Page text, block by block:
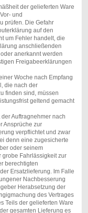
der gelieferten Ware
und
prüfen. Die Gefahr
auf den
um Fehler handelt, die
anschließenden
anerkannt werden
Freigabeerklärungen
Woche nach Empfang
die nach der
finden sind, müssen
geltend gemacht
Auftragnehmer nach
Ansprüche zur
verpflichtet und zwar
denn eine zugesicherte
oder seinem
grobe Fahrlässigkeit zur
berechtigten
Ersatzlieferung. Im Falle
Nachbesserung
Herabsetzung der
des Vertrages
Teils der gelieferten Ware
gesamten Lieferung es